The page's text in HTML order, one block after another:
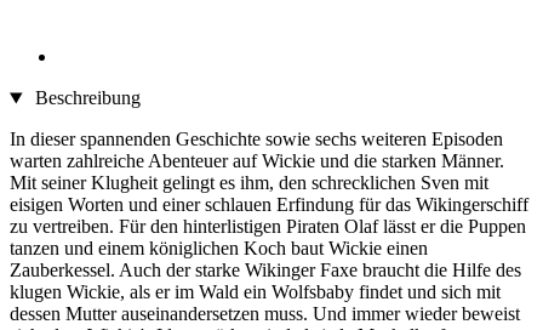
Beschreibung
In dieser spannenden Geschichte sowie sechs weiteren Episoden
warten zahlreiche Abenteuer auf Wickie und die starken Männer.
Mit seiner Klugheit gelingt es ihm, den schrecklichen Sven mit
eisigen Worten und einer schlauen Erfindung für das Wikingerschiff
zu vertreiben. Für den hinterlistigen Piraten Olaf lässt er die Puppen
tanzen und einem königlichen Koch baut Wickie einen
Zauberkessel. Auch der starke Wikinger Faxe braucht die Hilfe des
klugen Wickie, als er im Wald ein Wolfsbaby findet und sich mit
dessen Mutter auseinandersetzen muss. Und immer wieder beweist